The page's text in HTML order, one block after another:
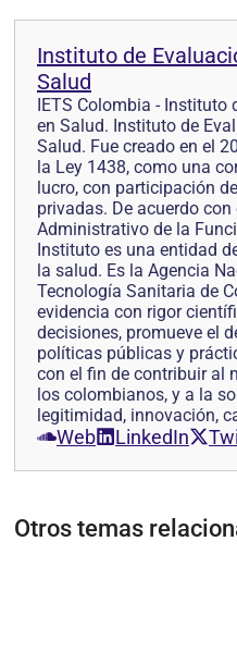
Instituto de
Salud
IETS Colombia - Instituto
en Salud. Instituto de
Salud. Fue creado en el
la Ley 1438, como una
lucro, con participación
privadas. De acuerdo
Administrativo de la
Instituto es una entidad
la salud. Es la Agencia
Tecnología Sanitaria de
evidencia con rigor
decisiones, promueve el
políticas públicas y
con el fin de contribuir al
los colombianos, y a la
legitimidad, innovación,
Web LinkedIn
Otros temas